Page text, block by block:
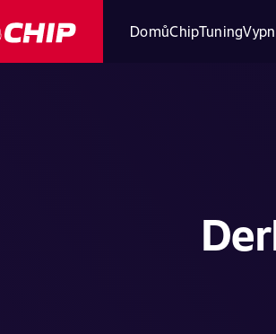
DomůChipTuning